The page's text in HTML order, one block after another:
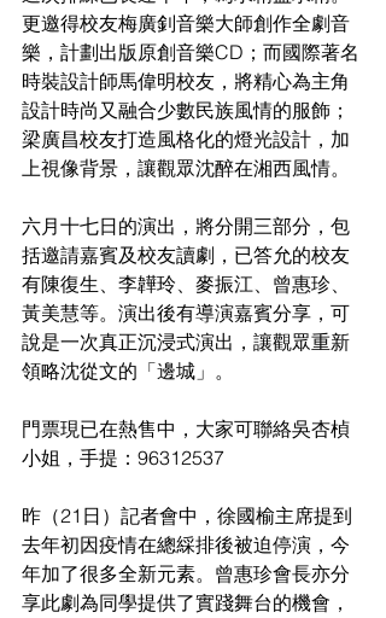
更邀得校友梅廣釗音樂大師創作全劇音
樂，計劃出版原創音樂CD；而國際著名
時裝設計師馬偉明校友，將精心為主角
設計時尚又融合少數民族風情的服飾；
梁廣昌校友打造風格化的燈光設計，加
上視像背景，讓觀眾沈醉在湘西風情。
六月十七日的演出，將分開三部分，包
括邀請嘉賓及校友讀劇，已答允的校友
有陳復生、李韡玲、麥振江、曾惠珍、
黃美慧等。演出後有導演嘉賓分享，可
說是一次真正沉浸式演出，讓觀眾重新
領略沈從文的「邊城」。
門票現已在熱售中，大家可聯絡吳杏楨
小姐，手提：96312537
昨（21日）記者會中，徐國榆主席提到
去年初因疫情在總綵排後被迫停演，今
年加了很多全新元素。曾惠珍會長亦分
享此劇為同學提供了實踐舞台的機會，